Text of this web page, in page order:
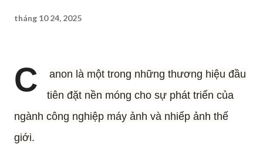
tháng 10 24, 2025
C
anon là một trong những thương hiệu đầu
tiên đặt nền móng cho sự phát triển của
ngành công nghiệp máy ảnh và nhiếp ảnh thế
giới.